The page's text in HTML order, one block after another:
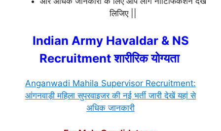
लिजिए ||
Indian Army Havaldar & NS
Recruitment शारीरिक योग्यता
Anganwadi Mahila Supervisor Recruitment:
आंगनवाड़ी महिला सुपरवाइजर की नई भर्ती जारी देखें यहां से
अधिक जानकारी